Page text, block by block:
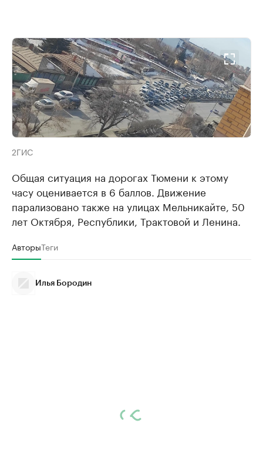
2ГИС
Общая ситуация на дорогах Тюмени к этому
часу оценивается в 6 баллов. Движение
парализовано также на улицах Мельникайте, 50
лет Октября, Республики, Трактовой и Ленина.
АвторыТеги
Илья Бородин